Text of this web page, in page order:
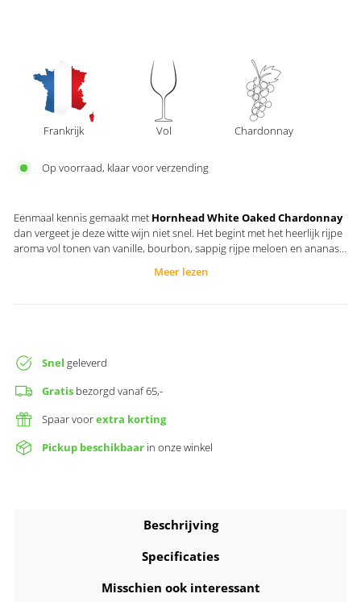
Eenmaal kennis gemaakt met Hornhead White Oaked Chardonnay
dan vergeet je deze witte wijn niet snel. Het begint met het heerlijk rijpe
aroma vol tonen van vanille, bourbon, sappig rijpe meloen en ananas.
met citrusvruchten, groene appel, tijm. Met de uitgesproken houtrijping
Meer lezen
Snel geleverd
Gratis bezorgd vanaf 65,-
Spaar voorextra korting
Pickup beschikbaar in onze winkel
Frankrijk Vol Chardonnay
Op voorraad, klaar voor verzending
Beschrijving
Specificaties
Misschien ook interessant